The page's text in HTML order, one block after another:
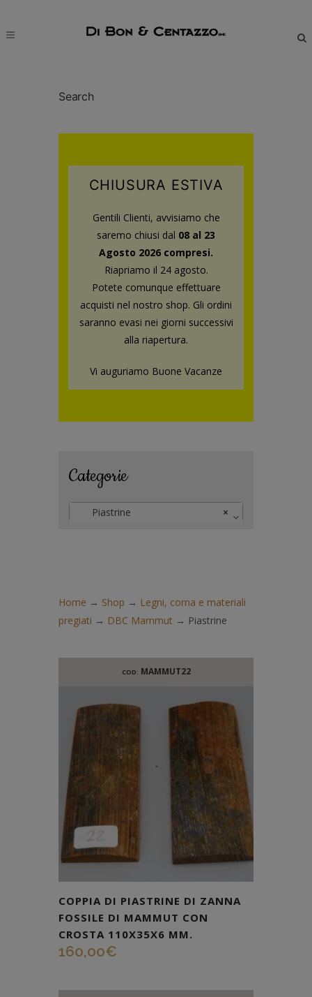
Search
CHIUSURA ESTIVA
Gentili Clienti, avvisiamo che
saremo chiusi dal 08 al 23
Agosto 2026 compresi.
Riapriamo il 24 agosto.
Potete comunque effettuare
acquisti nel nostro shop. Gli ordini
saranno evasi nei giorni successivi
alla riapertura.
Vi auguriamo Buone Vacanze
Categorie
×
Piastrine
Home → Shop → Legni, corna e materiali
pregiati → DBC Mammut → Piastrine
COD: MAMMUT22
COPPIA DI PIASTRINE DI ZANNA
FOSSILE DI MAMMUT CON
CROSTA 110X35X6 MM.
160,00€